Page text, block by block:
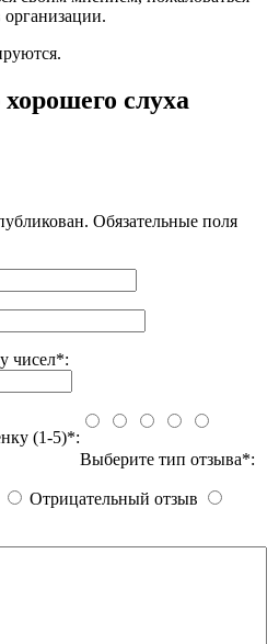
организации.
слуха
Обязательные поля
чисел*:
(1-5)*:
Выберите тип отзыва*:
Отрицательный отзыв